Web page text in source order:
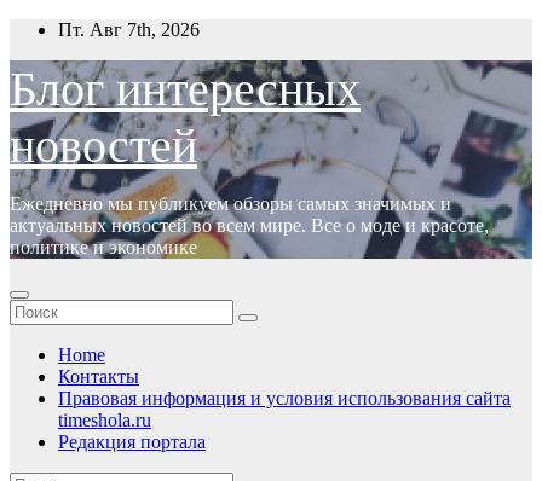
Перейти
содержимому
Пт. Авг 7th, 2026
Блог интересных
новостей
Ежедневно мы публикуем обзоры самых значимых и
актуальных новостей во всем мире. Все о моде и красоте,
политике и экономике
Home
Контакты
Правовая информация и условия использования сайта
timeshola.ru
Редакция портала